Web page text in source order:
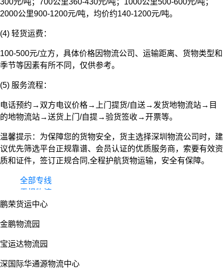
300元/吨；700公里360-430元/吨；1000公里500-600元/吨；
2000公里900-1200元/吨，均价约140-1200元/吨。
(4) 轻货运费：
100-500元/立方，具体价格因物流公司、运输距离、货物类型和
季节等因素有所不同，仅供参考。
(5) 服务流程：
电话预约→双方电议价格→上门提货/自送→发货地物流站→目
的地物流站→送货上门/自提→验货签收→开票等。
温馨提示：为保障您的货物安全，货主选择深圳物流公司时，建
议优先筛选平台正规靠谱、会员认证的优质服务商，索要有效资
质和证件，签订正规合同,全程护航货物运输，安全有保障。
全部专线
零担物流
整车货运
鹏荣货运中心
金鹏物流园
宝运达物流园
深国际华通源物流中心